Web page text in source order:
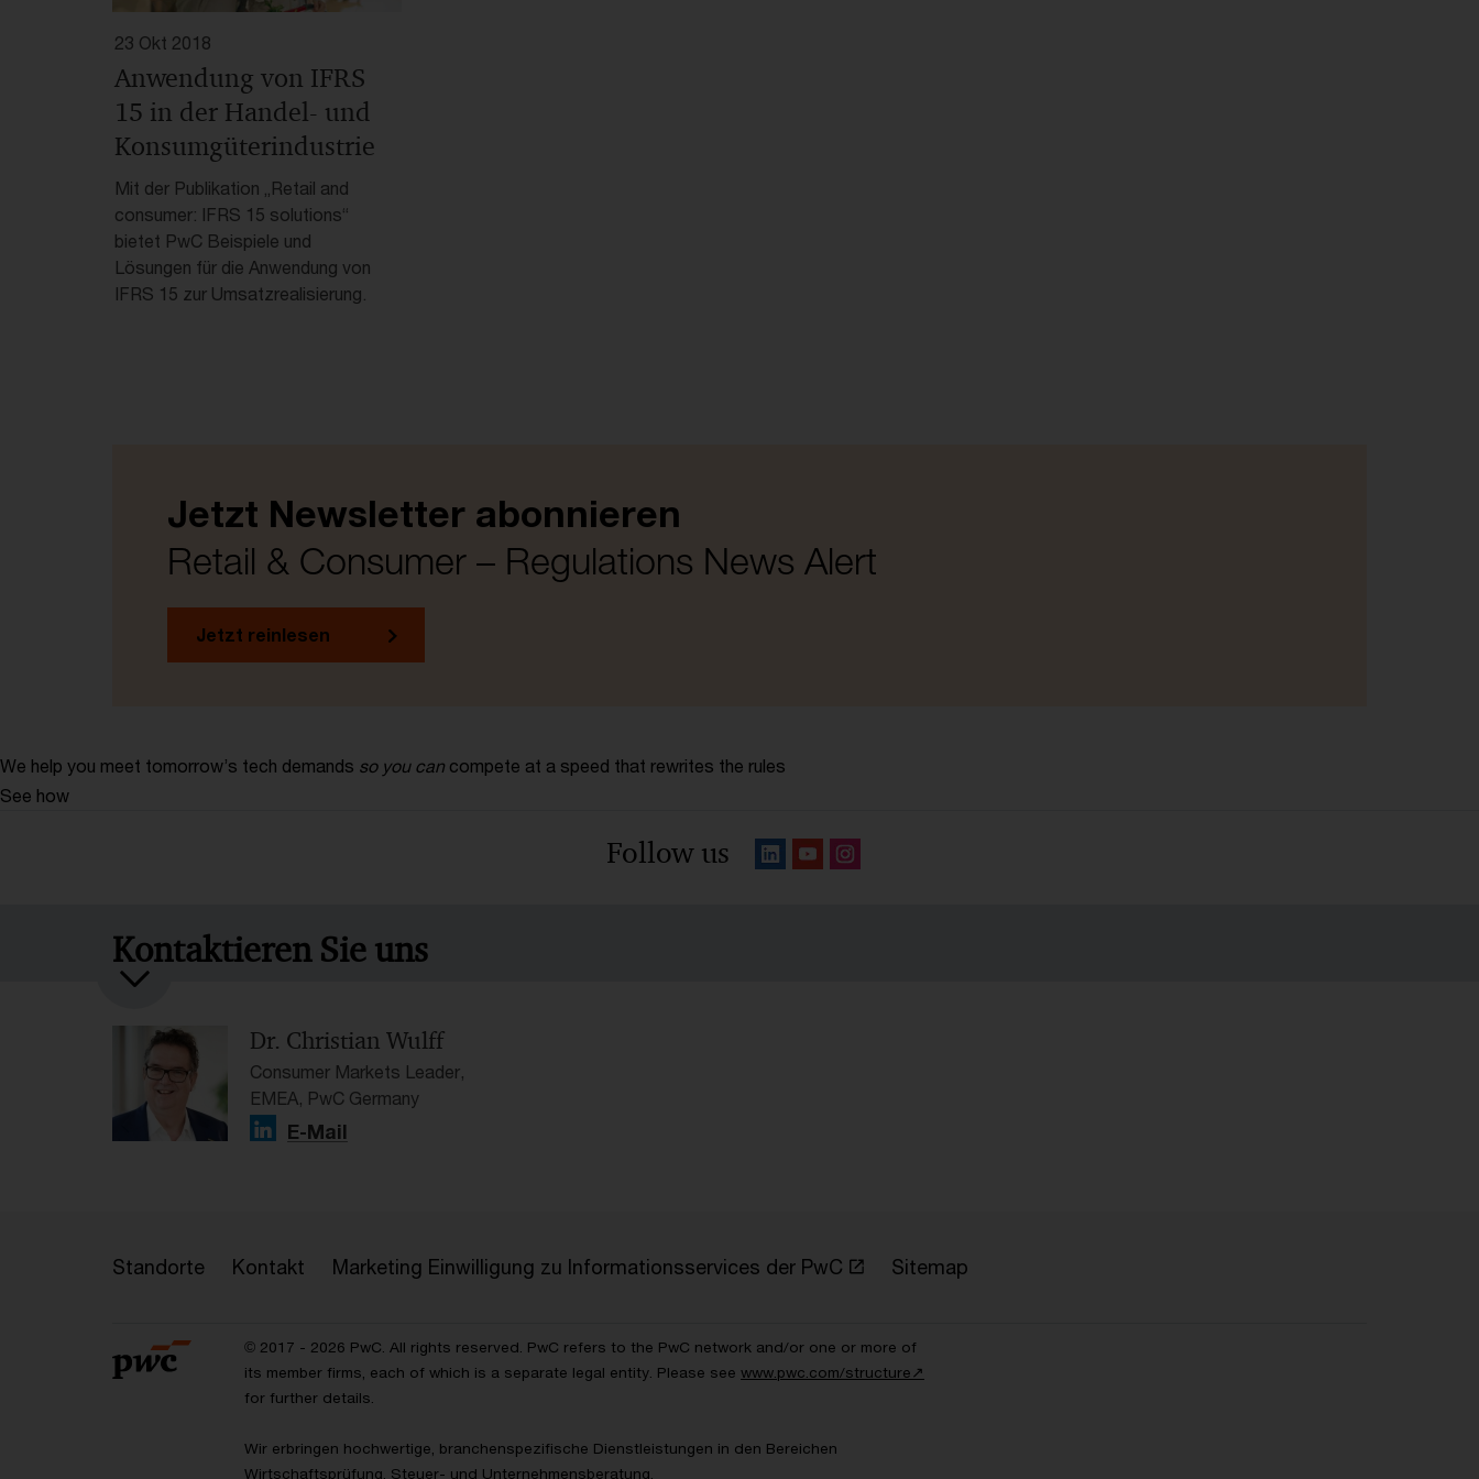
23 Okt 2018
Anwendung von IFRS
15 in der Handel- und
Konsumgüterindustrie
Mit der Publikation „Retail and
consumer: IFRS 15 solutions“
bietet PwC Beispiele und
Lösungen für die Anwendung von
IFRS 15 zur Umsatzrealisierung.
Jetzt Newsletter abonnieren
Retail & Consumer – Regulations News Alert
Jetzt reinlesen
We help you meet tomorrow’s tech demands so you can compete at a speed that rewrites the rules
See how
Follow us
Kontaktieren Sie uns
Dr. Christian Wulff
Consumer Markets Leader,
EMEA, PwC Germany
E-Mail
Standorte Kontakt Marketing Einwilligung zu Informationsservices der PwC Sitemap
© 2017 - 2026 PwC. All rights reserved. PwC refers to the PwC network and/or one or more of
its member firms, each of which is a separate legal entity. Please see www.pwc.com/structure↗
for further details.
Wir erbringen hochwertige, branchenspezifische Dienstleistungen in den Bereichen
Wirtschaftsprüfung, Steuer- und Unternehmensberatung.